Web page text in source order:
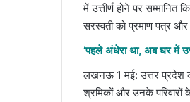
में उत्तीर्ण होने पर
सरस्वती को प्रमाण पत्र
‘पहले अंधेरा था, अब घर में
लखनऊ 1 मई: उत्तर प्रदेश
श्रमिकों और उनके परिवारों